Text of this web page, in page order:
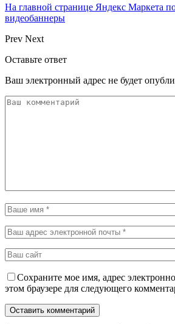
На главной странице Яндекс Маркета
видеобаннеры
Prev Next
Оставьте ответ
Ваш электронный адрес не будет
Сохраните мое имя, адрес
этом браузере для следующего